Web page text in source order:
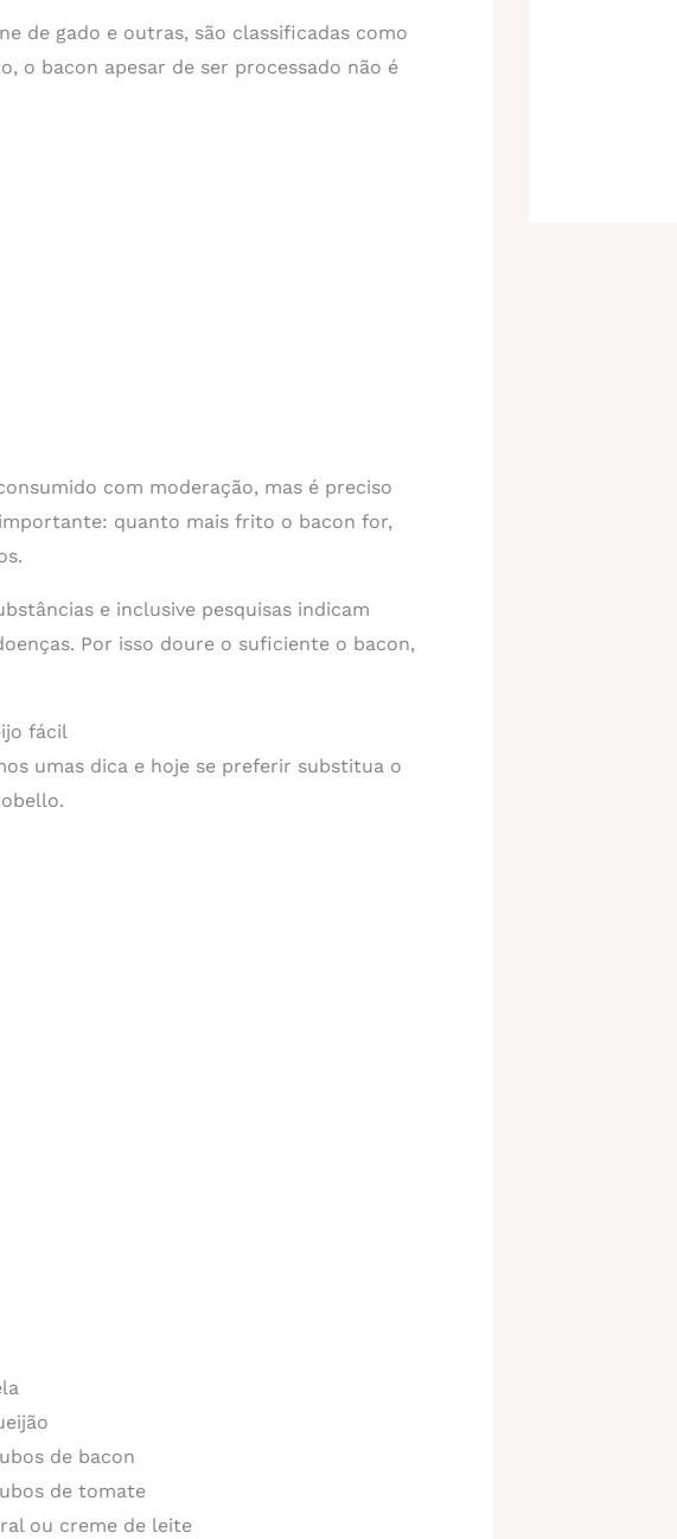
de gado e outras, são classificadas como
o bacon apesar de ser processado não é
com moderação, mas é preciso
quanto mais frito o bacon for,
e inclusive pesquisas indicam
Por isso doure o suficiente o bacon,
fácil
umas dica e hoje se preferir substitua o
de bacon
de tomate
ou creme de leite